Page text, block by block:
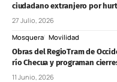
ciudadano extranjero por
27 Julio, 2026
Mosquera Movilidad
Obras del RegioTram de
río Checua y programan
11 Junio, 2026